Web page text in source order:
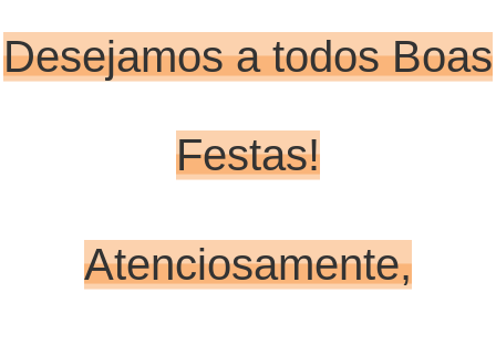
Desejamos a todos Boas
Festas!
Atenciosamente,